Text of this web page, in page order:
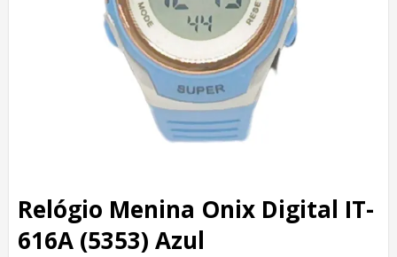
Relógio Menina Onix Digital IT-
616A (5353) Azul